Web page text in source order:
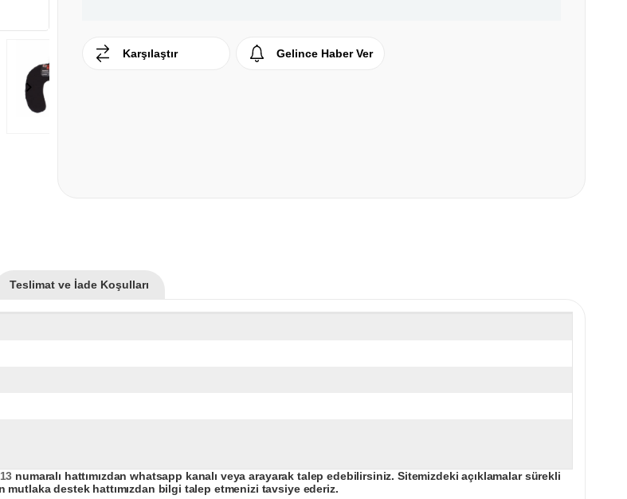
Karşılaştır Gelince Haber Ver
Teslimat ve İade Koşulları
numaralı hattımızdan whatsapp kanalı veya arayarak talep edebilirsiniz. Sitemizdeki açıklamalar sürekli
destek hattımızdan bilgi talep etmenizi tavsiye ederiz.